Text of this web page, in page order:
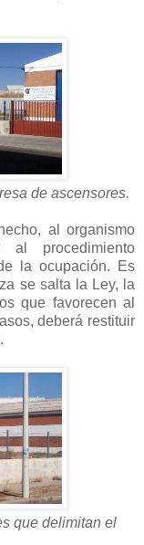
de ascensores.
al organismo
al procedimiento
la ocupación. Es
se salta la Ley, la
que favorecen al
deberá restituir
que delimitan el